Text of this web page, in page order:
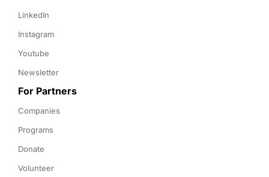
LinkedIn
Instagram
Youtube
Newsletter
For Partners
Companies
Programs
Donate
Volunteer